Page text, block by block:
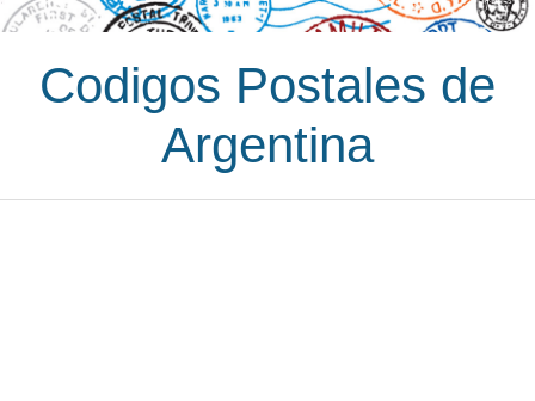
Codigos Postales de
Argentina